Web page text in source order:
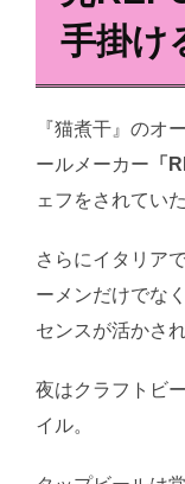
手掛け
『猫煮干』のオ
ールメーカー 「
ェフをされてい
さらにイタリア
ーメンだけでな
センスが活かさ
夜はクラフトビ
イル。